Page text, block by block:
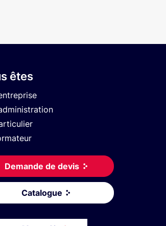
êtes
Demande de devis
Catalogue